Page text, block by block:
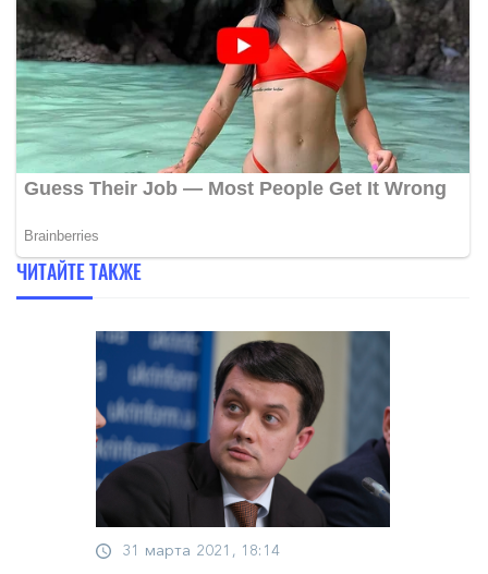
ЧИТАЙТЕ ТАКЖЕ
31 марта 2021, 18:14